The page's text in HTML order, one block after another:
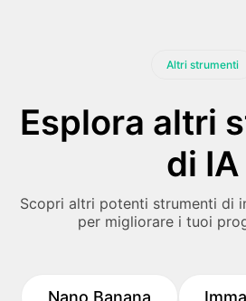
Altri strumenti
Esplora altri
di IA
Scopri altri potenti strumenti di
per migliorare i tuoi
Nano Banana